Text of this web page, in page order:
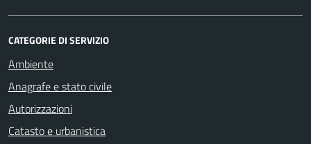
CATEGORIE DI SERVIZIO
Ambiente
Anagrafe e stato civile
Autorizzazioni
Catasto e urbanistica